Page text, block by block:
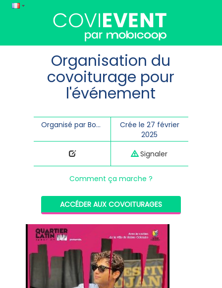
Organisation du
covoiturage pour
l'événement
Organisé par Bonvallet Dominique
Crée le 27 février
2025
Signaler
Comment ça marche ?
ACCÉDER AUX COVOITURAGES